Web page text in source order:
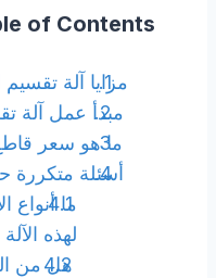
of Contents
مزايا آلة تقسيم
مبدأ عمل آلة
ما هو سعر
أسئلة متكررة
ما أنواع
لهذه
هل من